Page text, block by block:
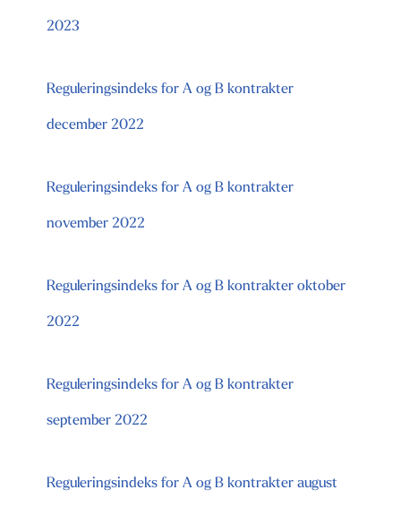
2023
Reguleringsindeks for A og B kontrakter
december 2022
Reguleringsindeks for A og B kontrakter
november 2022
Reguleringsindeks for A og B kontrakter oktober
2022
Reguleringsindeks for A og B kontrakter
september 2022
Reguleringsindeks for A og B kontrakter august